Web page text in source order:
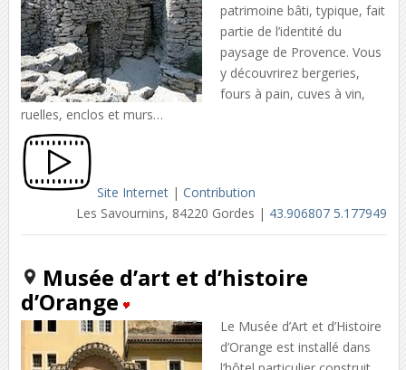
patrimoine bâti, typique, fait
partie de l’identité du
paysage de Provence. Vous
y découvrirez bergeries,
fours à pain, cuves à vin,
ruelles, enclos et murs…
Site Internet| Contribution
Les Savournins, 84220 Gordes | 43.906807 5.177949
Musée d’art et d’histoire
d’Orange
Le Musée d’Art et d’Histoire
d’Orange est installé dans